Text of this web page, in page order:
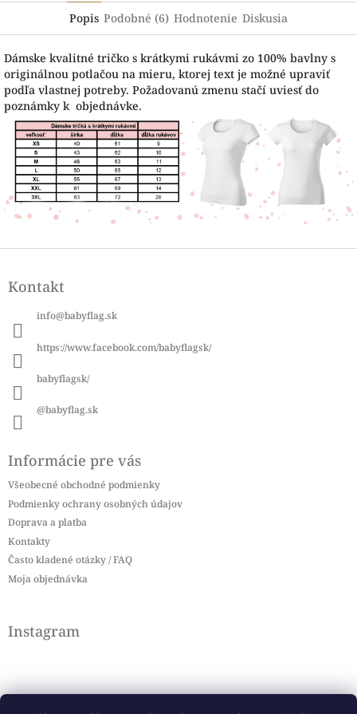
Popis Podobné (6) Hodnotenie Diskusia
Dámske kvalitné tričko s krátkymi rukávmi zo 100% bavlny s
originálnou potlačou na mieru, ktorej text je možné upraviť
podľa vlastnej potreby. Požadovanú zmenu stačí uviesť do
poznámky k objednávke.
pKontakt
info@babyflag.sk
https://www.facebook.com/babyflagsk/
babyflagsk/
@babyflag.sk
Informácie pre vás
Všeobecné obchodné podmienky
Podmienky ochrany osobných údajov
Doprava a platba
Kontakty
Často kladené otázky / FAQ
Moja objednávka
Instagram